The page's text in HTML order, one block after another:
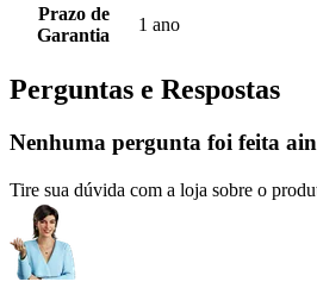
Prazo de
Garantia
1 ano
Perguntas e Respostas
Nenhuma pergunta foi feita
Tire sua dúvida com a loja sobre o